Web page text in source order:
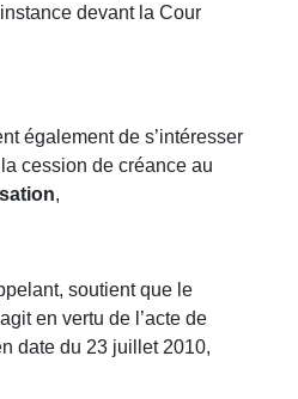
devant la Cour
également de s’intéresser
cession de créance au
,
soutient que le
en vertu de l’acte de
date du 23 juillet 2010,